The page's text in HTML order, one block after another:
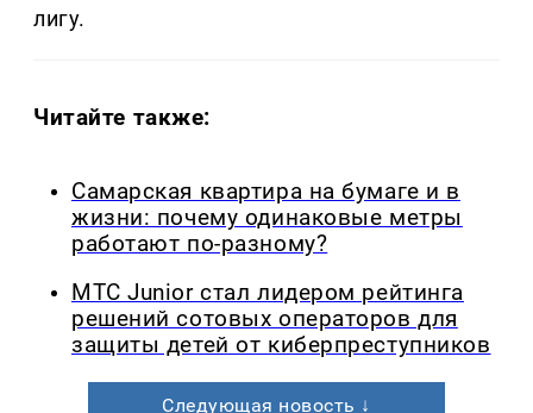
лигу.
Читайте также:
Самарская квартира на бумаге и в
жизни: почему одинаковые метры
работают по-разному?
МТС Junior стал лидером рейтинга
решений сотовых операторов для
защиты детей от киберпреступников
Следующая новость ↓